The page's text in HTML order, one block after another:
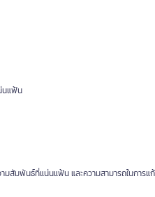
นแฟ้น
มพันธ์ที่แน่นแฟ้น และความสามารถในการ